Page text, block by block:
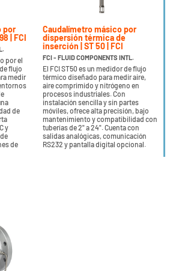
por
| FCI
por el
flujo
medir
de
y
de
Caudalímetro másico por
dispersión térmica de
inserción | ST 50 | FCI
FCI - FLUID COMPONENTS INTL.
El FCI ST50 es un medidor de flujo
térmico diseñado para medir aire,
aire comprimido y nitrógeno en
procesos industriales. Con
instalación sencilla y sin partes
móviles, ofrece alta precisión, bajo
mantenimiento y compatibilidad con
tuberías de 2" a 24". Cuenta con
salidas analógicas, comunicación
RS232 y pantalla digital opcional.